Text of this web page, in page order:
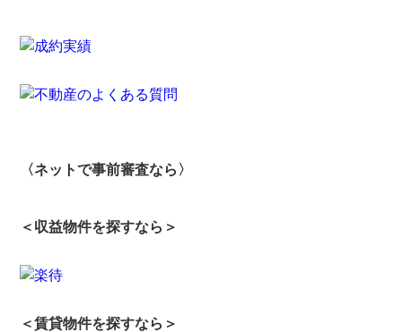
〈ネットで事前審査なら〉
＜収益物件を探すなら＞
＜賃貸物件を探すなら＞